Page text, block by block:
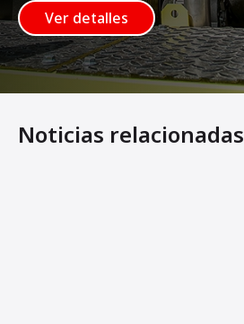
Ver detalles
Noticias relacionadas